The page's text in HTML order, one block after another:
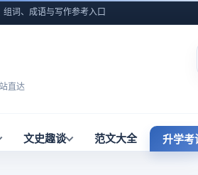
词、成语与写作参考入口
直达
文史趣谈 范文大全 升学考